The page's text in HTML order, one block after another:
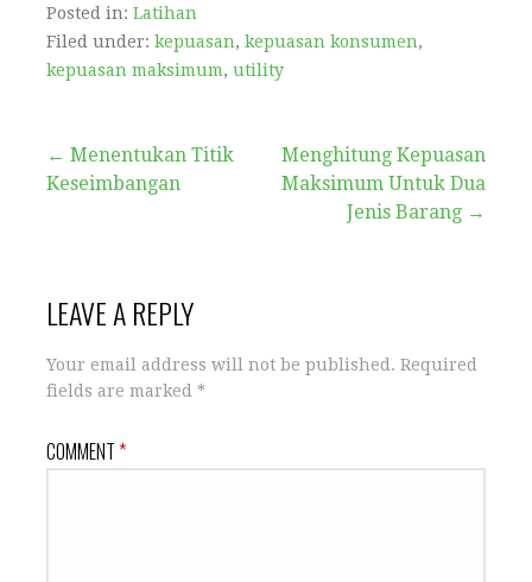
e
b
k
te
r
l
s
A
g
r
m
e
Posted in: Latihan
Filed under: kepuasan, kepuasan konsumen,
kepuasan maksimum, utility
← Menentukan Titik
Keseimbangan
Menghitung Kepuasan
Maksimum Untuk Dua
Jenis Barang →
LEAVE A REPLY
Your email address will not be published. Required
fields are marked *
COMMENT*